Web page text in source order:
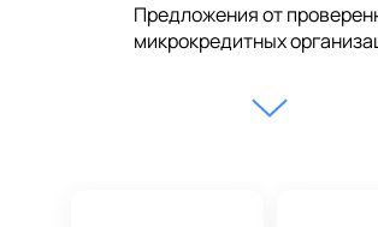
Предложения от
микрокредитных